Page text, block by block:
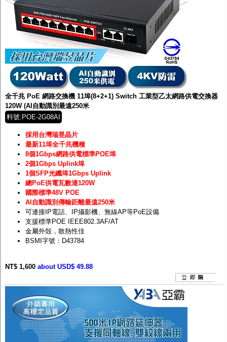
全千兆 PoE 網路交換機 11埠(8+2+1) Switch 工業型乙太網路供電交換器
120W (AI自動識別最遠250米
料號:POE-2G08AI
採用台灣瑞昱晶片
最新11埠全千兆機種
8個1Gbps網路供電標準POE埠
2個1Gbps Uplink埠
1個SFP光纖埠1Gbps Uplink
總PoE供電瓦數達120W
國際標準48V POE
AI自動識別傳輸距離最遠250米
可連接IP電話、IP攝影機、無線AP等PoE設備
支援標準POE IEEE802.3AF/AT
金屬外殼，散熱性佳
BSMI字號：D43784
NT$ 1,600 about USD$ 49.88